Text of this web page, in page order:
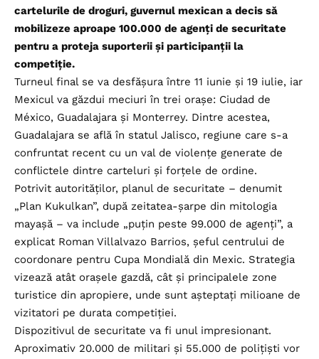
cartelurile de droguri, guvernul mexican a decis să
mobilizeze aproape 100.000 de agenți de securitate
pentru a proteja suporterii și participanții la
competiție.
Turneul final se va desfășura între 11 iunie și 19 iulie, iar
Mexicul va găzdui meciuri în trei orașe: Ciudad de
México, Guadalajara și Monterrey. Dintre acestea,
Guadalajara se află în statul Jalisco, regiune care s-a
confruntat recent cu un val de violențe generate de
conflictele dintre carteluri și forțele de ordine.
Potrivit autorităților, planul de securitate – denumit
„Plan Kukulkan”, după zeitatea-șarpe din mitologia
mayașă – va include „puțin peste 99.000 de agenți”, a
explicat Roman Villalvazo Barrios, șeful centrului de
coordonare pentru Cupa Mondială din Mexic. Strategia
vizează atât orașele gazdă, cât și principalele zone
turistice din apropiere, unde sunt așteptați milioane de
vizitatori pe durata competiției.
Dispozitivul de securitate va fi unul impresionant.
Aproximativ 20.000 de militari și 55.000 de polițiști vor